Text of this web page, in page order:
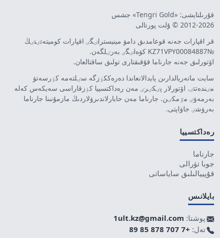
قۇرىلتايشى: «Tengri Gold» جشس
2012-2026 © ۇلت پورتالى
قر اقپارات جەنە قوعامدىق دامۋ مينيسترلٸگٸ اقپارات كوميتەتٸنٸڭ
№KZ71VPY00084887 كۋەلٸگٸ بەرٸلگەن.
اۆتورلىق جەنە جارناما قۇقىقتارى تولىق ساقتالعان.
سايت ماتەريالدارىن پايدالانعاندا دەرەككٶزگە سٸلتەمە كٶرسەتۋ
مٸندەتتٸ. اۆتورلار پٸكٸرٸ مەن رەداكتسييا كٶزقاراسى سەيكەس كەلە
بەرمەۋٸ مٷمكٸن. جارناما مەن حابارلاندىرۋلاردىڭ مازمۇنىنا جارناما
بەرۋشٸ جاۋاپتى.
رەداكتسييا
جارناما
جوبا تۋرالى
قۇپييالىلىق ساياساتى
بايلانىس
پوشتا: 1ult.kz@gmail.com
تەل: +7 707 878 85 89